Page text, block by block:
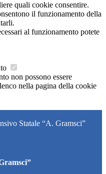
quali cookie consentire.
il funzionamento della
al funzionamento potete
non possono essere
nella pagina della cookie
Statale “A. Gramsci”